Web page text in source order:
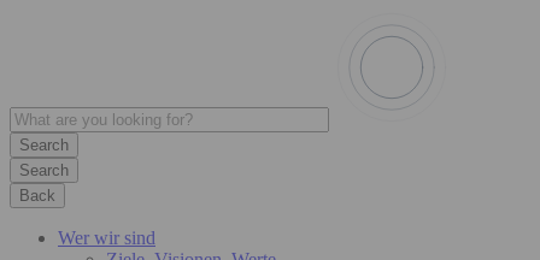
Search
Back
Wer wir sind